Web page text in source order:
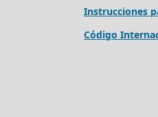
Instrucciones
Código